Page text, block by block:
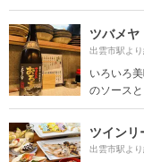
ツバメヤ
出雲市駅よ
いろいろ
のソース
ツイン
出雲市駅よ